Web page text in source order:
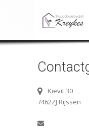
Kievit 30
7462ZJ Rijssen